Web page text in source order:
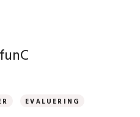
EVALUERING